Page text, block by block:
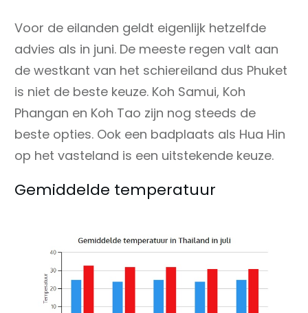
Voor de eilanden geldt eigenlijk hetzelfde
advies als in juni. De meeste regen valt aan
de westkant van het schiereiland dus Phuket
is niet de beste keuze. Koh Samui, Koh
Phangan en Koh Tao zijn nog steeds de
beste opties. Ook een badplaats als Hua Hin
op het vasteland is een uitstekende keuze.
Gemiddelde temperatuur